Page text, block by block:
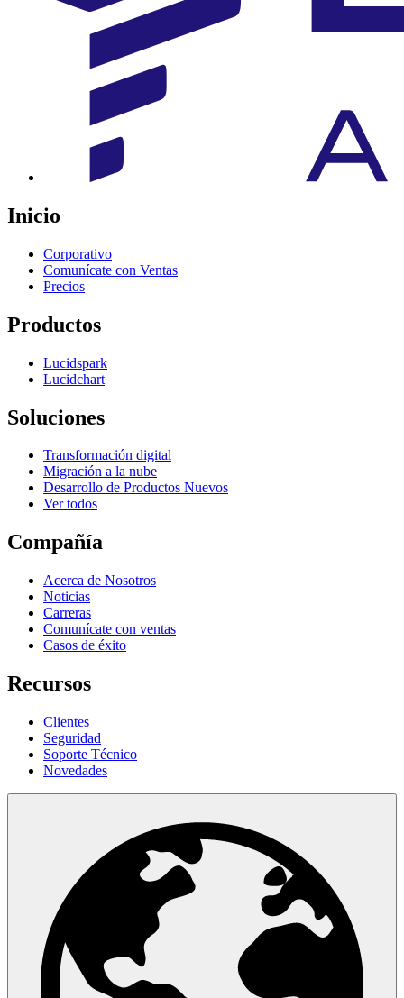
Inicio
Corporativo
Comunícate con Ventas
Precios
Productos
Lucidspark
Lucidchart
Soluciones
Transformación digital
Migración a la nube
Desarrollo de Productos Nuevos
Ver todos
Compañía
Acerca de Nosotros
Noticias
Carreras
Comunícate con ventas
Casos de éxito
Recursos
Clientes
Seguridad
Soporte Técnico
Novedades